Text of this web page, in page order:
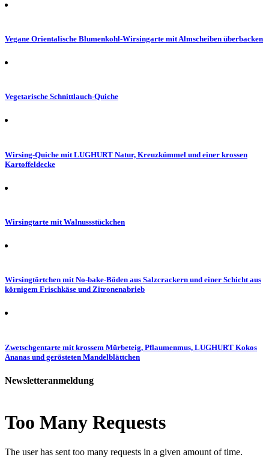
Vegane Orientalische Blumenkohl-Wirsingarte mit Almscheiben überbacken
Vegetarische Schnittlauch-Quiche
Wirsing-Quiche mit LUGHURT Natur, Kreuzkümmel und einer krossen
Kartoffeldecke
Wirsingtarte mit Walnussstückchen
Wirsingtörtchen mit No-bake-Böden aus Salzcrackern und einer Schicht aus
körnigem Frischkäse und Zitronenabrieb
Zwetschgentarte mit krossem Mürbeteig, Pflaumenmus, LUGHURT Kokos
Ananas und gerösteten Mandelblättchen
Newsletteranmeldung